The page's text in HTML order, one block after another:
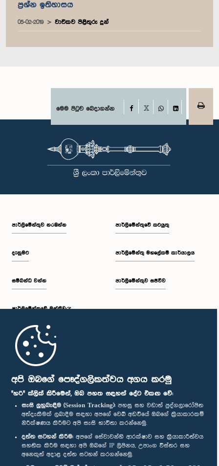
අපි ඔබගේ පෞද්ගලිකත්වය අගය කරමු
"හරි" ක්ලික් කිරීමෙන්, ඔබ පහත සඳහන් දේට එකඟ වේ:
සැසි ලුහුබැඳීම (Session Tracking): පහසු සහ වඩාත් පුද්ගලාරෝපිත
අත්දැකීමක් ලබාදීම සඳහා අපගේ වෙබ් අඩවියේ ඔබගේ ක්‍රියාකාරකම්
නිරීක්ෂණය කිරීමට අපි සැසි භාවිතා කරන්නෙමු.
දත්ත සටහන් කිරීම: අපගේ සේවාවන්හි ආරක්ෂාව සහ ක්‍රියාකාරීත්වය
සහතික කිරීම සඳහා අපි ඔබගේ IP ලිපිනය, උපාංග විස්තර සහ
අනෙකුත් අදාළ දත්ත සටහන් කරගන්නෙමු.
ප්‍රශ්න ඉතිහාසය
05-02-2019 වාචිකව පිළිතුරු දුන්
මෙම පිටුව බෙදාගන්න Facebook
WhatsAppLinkedIn
පාර්ලි‌මේන්තුව නරඹන්න
දැනුමට
සම්බන්ධ වන්න
පාර්ලි‌මේන්තුවේ මන්ත්‍රීවරු
මුල් පිටුව
පාර්ලිමේන්තුවේ කටයුතු
පාර්ලිමේන්තු මහලේකම් කාර්යාලය
පාර්ලිමේන්තුව සජීවීව
පාර්ලිමේන්තු ජංගම යෙදුම
අප හා සම්බන්ධ වී සිටින්න :